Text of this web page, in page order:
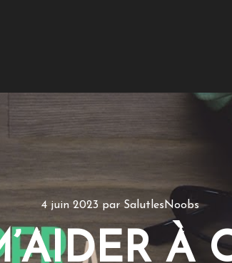
4 juin 2023 par SalutlesNoobs
À